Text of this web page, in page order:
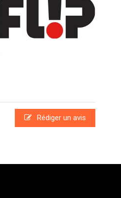
Rédiger un avis